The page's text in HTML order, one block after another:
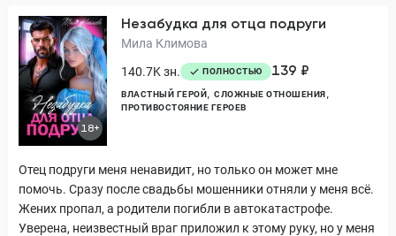
18+
Незабудка для отца подруги
Мила Климова
140.7K зн.
ПОЛНОСТЬЮ 139 ₽
ВЛАСТНЫЙ ГЕРОЙ
СЛОЖНЫЕ ОТНОШЕНИЯ
ПРОТИВОСТОЯНИЕ ГЕРОЕВ
Отец подруги меня ненавидит, но только он может мне
помочь. Сразу после свадьбы мошенники отняли у меня всё.
Жених пропал, а родители погибли в автокатастрофе.
Уверена, неизвестный враг приложил к этому руку, но у меня